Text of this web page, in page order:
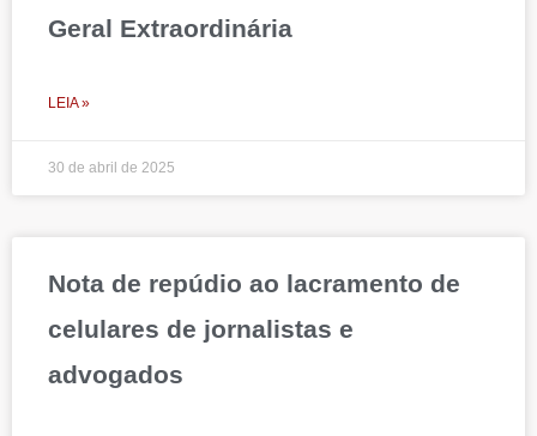
Geral Extraordinária
LEIA »
30 de abril de 2025
Nota de repúdio ao lacramento de
celulares de jornalistas e
advogados